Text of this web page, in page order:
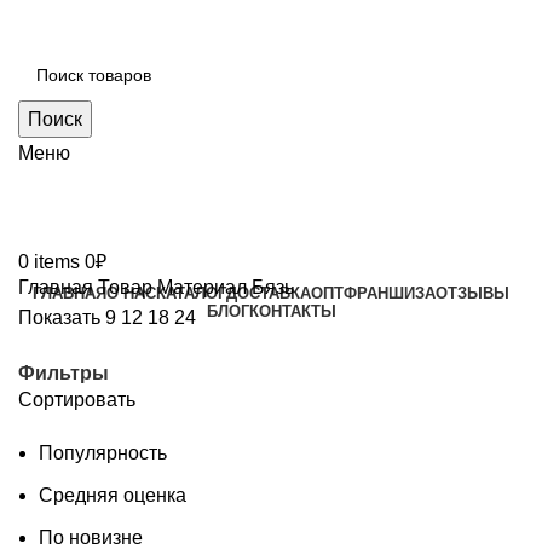
Поиск
Меню
0 items 0₽
ГЛАВНАЯО НАСКАТАЛОГДОСТАВКАОПТФРАНШИЗАОТЗЫВЫ
БЛОГКОНТАКТЫ
ГлавнаяТовар МатериалБязь
Показать 9 12 18 24
Фильтры
Сортировать
Популярность
Средняя оценка
По новизне